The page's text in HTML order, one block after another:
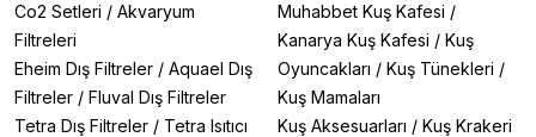
Co2 Setleri / Akvaryum
Filtreleri
Eheim Dış Filtreler / Aquael Dış
Filtreler / Fluval Dış Filtreler
Tetra Dış Filtreler / Tetra Isıtıcı
Muhabbet Kuş Kafesi /
Kanarya Kuş Kafesi / Kuş
Oyuncakları / Kuş Tünekleri /
Kuş Mamaları
Kuş Aksesuarları / Kuş Krakeri